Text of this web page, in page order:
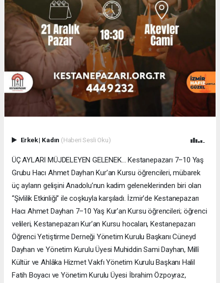
Erkek| Kadın (Haberi Sesli Oku)
ÜÇ AYLARI MÜJDELEYEN GELENEK… Kestanepazarı 7–10 Yaş
Grubu Hacı Ahmet Dayhan Kur’an Kursu öğrencileri, mübarek
üç ayların gelişini Anadolu’nun kadim geleneklerinden biri olan
“Şivlilik Etkinliği” ile coşkuyla karşıladı. İzmir’de Kestanepazarı
Hacı Ahmet Dayhan 7–10 Yaş Kur’an Kursu öğrencileri; öğrenci
velileri, Kestanepazarı Kur’an Kursu hocaları, Kestanepazarı
Öğrenci Yetiştirme Derneği Yönetim Kurulu Başkanı Cüneyd
Dayhan ve Yönetim Kurulu Üyesi Muhiddin Sami Dayhan, Millî
Kültür ve Ahlâka Hizmet Vakfı Yönetim Kurulu Başkanı Halil
Fatih Boyacı ve Yönetim Kurulu Üyesi İbrahim Özpoyraz,